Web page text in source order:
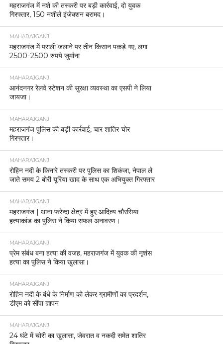
महराजगंज में नशे की तस्करी पर बड़ी कार्रवाई, दो युवक
गिरफ्तार, 150 नशीले इंजेक्शन बरामद।
MAHARAJGANJ
महराजगंज में पराली जलाने पर तीन किसान पकड़े गए, लगा
2500-2500 रुपये जुर्माना
MAHARAJGANJ
आनंदनगर रेलवे स्टेशन की सुरक्षा व्यवस्था का एसपी ने लिया
जायजा।
MAHARAJGANJ
महराजगंज पुलिस की बड़ी कार्रवाई, चार शातिर चोर
गिरफ्तार।
MAHARAJGANJ
रोहिन नदी के किनारे तस्करी पर पुलिस का शिकंजा, नेपाल ले
जाते समय 2 बोरी यूरिया खाद के साथ एक अभियुक्त गिरफ्तार
MAHARAJGANJ
महराजगंज | थाना फरेन्दा क्षेत्र में हुए आदित्य चौरसिया
हत्याकांड का पुलिस ने किया सफल अनावरण।
MAHARAJGANJ
प्रेम संबंध बना हत्या की वजह, महराजगंज में युवक की नृशंस
हत्या का पुलिस ने किया खुलासा।
MAHARAJGANJ
रोहिन नदी के बंधे के निर्माण को लेकर ग्रामीणों का प्रदर्शन,
डीएम को सौंपा ज्ञापन
MAHARAJGANJ
24 घंटे में चोरी का खुलासा, जेवरात व नकदी समेत शातिर